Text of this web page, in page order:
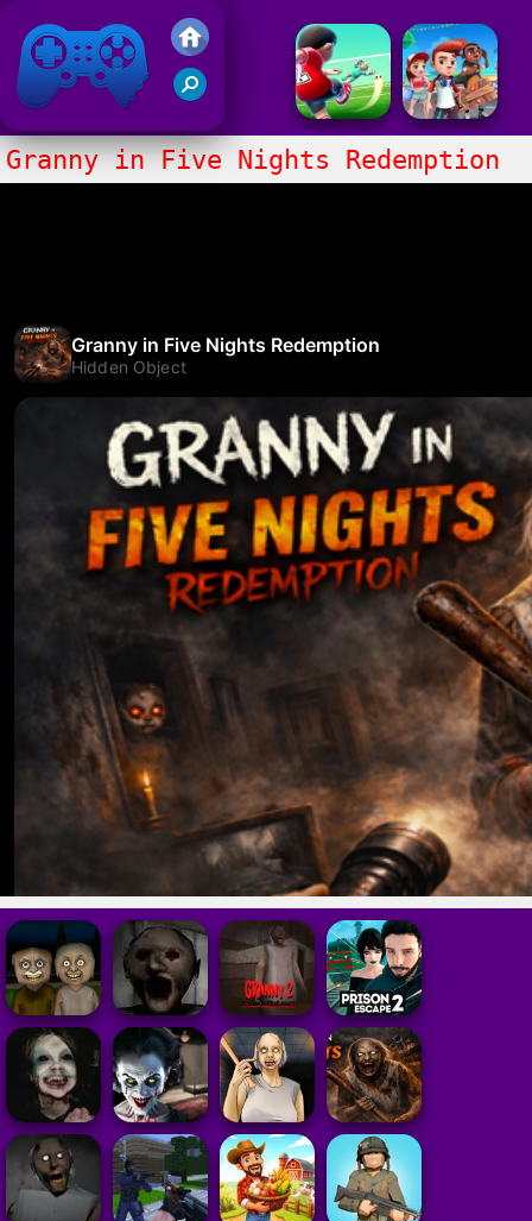
Juegos Friv 2017
Granny in Five Nights Redemption